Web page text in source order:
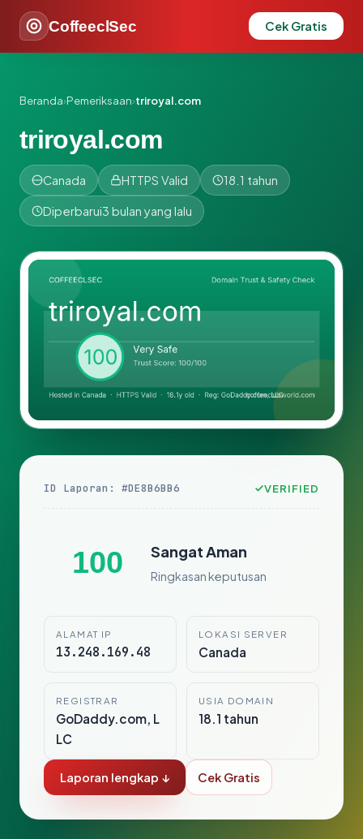
CoffeeclSec Cek Gratis
Beranda›Pemeriksaan›triroyal.com
triroyal.com
Canada HTTPS Valid 18.1 tahun
Diperbarui3 bulan yang lalu
ID Laporan: #DE8B6BB6 VERIFIED
100 Sangat Aman
Ringkasan keputusan
ALAMAT IP
13.248.169.48
LOKASI SERVER
Canada
REGISTRAR
GoDaddy.com, L
LC
USIA DOMAIN
18.1 tahun
Laporan lengkap ↓ Cek Gratis